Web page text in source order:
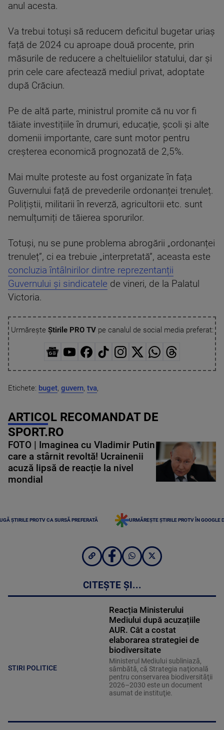
anul acesta.
Va trebui totuși să reducem deficitul bugetar uriaș
față de 2024 cu aproape două procente, prin
măsurile de reducere a cheltuielilor statului, dar și
prin cele care afectează mediul privat, adoptate
după Crăciun.
Pe de altă parte, ministrul promite că nu vor fi
tăiate investițiile în drumuri, educație, școli și alte
domenii importante, care sunt motor pentru
creșterea economică prognozată de 2,5%.
Mai multe proteste au fost organizate în fața
Guvernului față de prevederile ordonanței trenuleț.
Polițiștii, militarii în reverză, agricultorii etc. sunt
nemulțumiți de tăierea sporurilor.
Totuși, nu se pune problema abrogării „ordonanței
trenuleț”, ci ea trebuie „interpretată”, aceasta este
concluzia întâlnirilor dintre reprezentanții
Guvernului și sindicatele de vineri, de la Palatul
Victoria.
Urmărește Știrile PRO TVpe canalul de social media preferat:
Etichete: buget, guvern, tva,
ARTICOL RECOMANDAT DE
SPORT.RO
FOTO | Imaginea cu Vladimir Putin
care a stârnit revoltă! Ucrainenii
acuză lipsă de reacție la nivel
mondial
ȘTIRILE PROTV CA SURSĂ PREFERATĂ URMĂREȘTE ȘTIRILE PROTV ÎN GOOGLE
CITEȘTE ȘI...
STIRI POLITICE
Reacția Ministerului
Mediului după acuzațiile
AUR. Cât a costat
elaborarea strategiei de
biodiversitate
Ministerul Mediului subliniază,
sâmbătă, că Strategia naţională
pentru conservarea biodiversităţii
2026–2030 este un document
asumat de instituţie.